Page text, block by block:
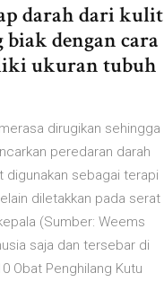
darah dari kulit
dengan cara
ukuran tubuh
dirugikan sehingga
peredaran darah
digunakan sebagai terapi
diletakkan pada serat
(Sumber: Weems
saja dan tersebar di
Obat Penghilang Kutu